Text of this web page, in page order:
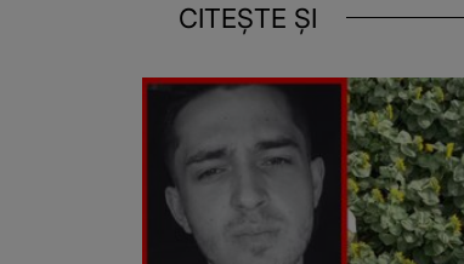
CITEȘTE ȘI